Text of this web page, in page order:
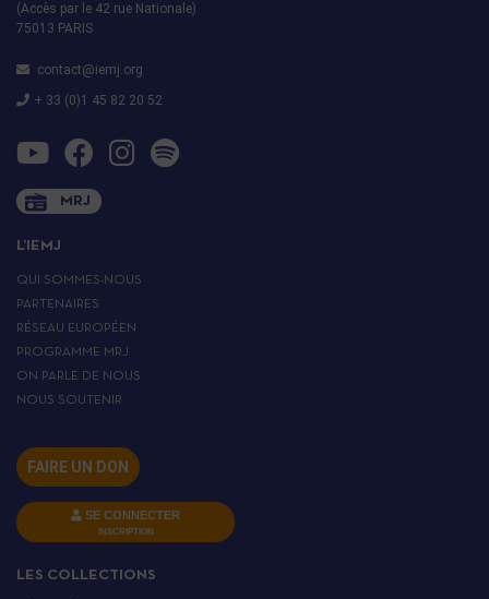
(Accès par le 42 rue Nationale)
75013 PARIS
contact@iemj.org
+ 33 (0)1 45 82 20 52
MRJ
L’IEMJ
QUI SOMMES-NOUS
PARTENAIRES
RÉSEAU EUROPÉEN
PROGRAMME MRJ
ON PARLE DE NOUS
NOUS SOUTENIR
FAIRE UN DON
SE CONNECTER
INSCRIPTION
LES COLLECTIONS